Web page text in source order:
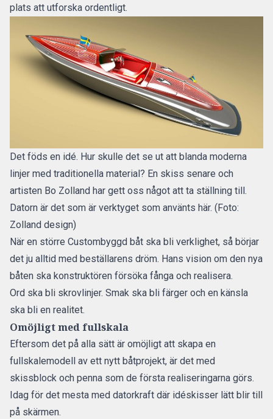
plats att utforska ordentligt.
Det föds en idé. Hur skulle det se ut att blanda moderna
linjer med traditionella material? En skiss senare och
artisten Bo Zolland har gett oss något att ta ställning till.
Datorn är det som är verktyget som använts här. (Foto:
Zolland design)
När en större Custombyggd båt ska bli verklighet, så börjar
det ju alltid med beställarens dröm. Hans vision om den nya
båten ska konstruktören försöka fånga och realisera.
Ord ska bli skrovlinjer. Smak ska bli färger och en känsla
ska bli en realitet.
Omöjligt med fullskala
Eftersom det på alla sätt är omöjligt att skapa en
fullskalemodell av ett nytt båtprojekt, är det med
skissblock och penna som de första realiseringarna görs.
Idag för det mesta med datorkraft där idéskisser lätt blir till
på skärmen.